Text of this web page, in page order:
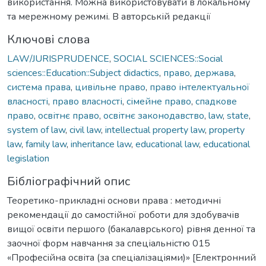
та мережному режимі. В авторській редакції
Ключові слова
LAW/JURISPRUDENCE, SOCIAL SCIENCES::Social
sciences::Education::Subject didactics, право, держава,
система права, цивільне право, право інтелектуальної
власності, право власності, сімейне право, спадкове
право, освітнє право, освітнє законодавство, law, state,
system of law, civil law, intellectual property law, property
law, family law, inheritance law, educational law, educational
legislation
Бібліографічний опис
Теоретико-прикладні основи права : методичні
рекомендації до самостійної роботи для здобувачів
вищої освіти першого (бакалаврського) рівня денної та
заочної форм навчання за спеціальністю 015
«Професійна освіта (за спеціалізаціями)» [Електронний